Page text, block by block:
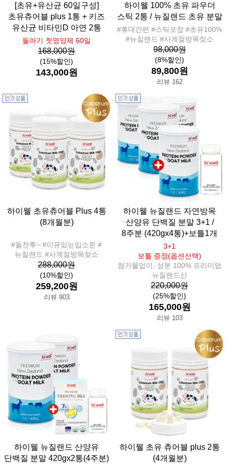
[초유+유산균 60일구성]
초유츄어블 plus 1통 + 키즈
유산균 비타민D 아연 2통
돌아기 첫영양제 60일
168,000원
(15%할인)
143,000원
하이웰 100% 초유 파우더
스틱 2통 / 뉴질랜드 초유 분말
#휴대간편 #스틱포장 #초유100%
#뉴질랜드 #사계절방목젖소
98,000원
(8%할인)
89,800원
리뷰 162
하이웰 초유츄어블 Plus 4통
(8개월분)
#돌전후~ #이유있는입소문 #
뉴질랜드 #사계절방목젖소
288,000원
(10%할인)
259,200원
리뷰 903
하이웰 뉴질랜드 자연방목
산양유 단백질 분말 3+1 /
8주분 (420gx4통)+보틀1개
3+1
보틀 증정(옵션선택)
첨가물없이, 성분 100% 프리미엄
뉴질랜드산
220,000원
(25%할인)
165,000원
리뷰 103
하이웰 뉴질랜드 산양유
단백질 분말 420gx2통(4주분)
하이웰 초유 츄어블 plus 2통
(4개월분)